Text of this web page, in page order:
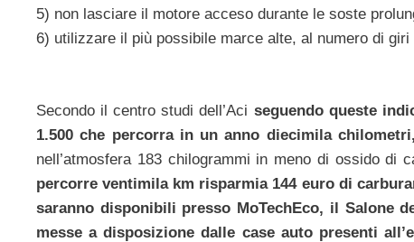
5) non lasciare il motore acceso durante le soste
6) utilizzare il più possibile marce alte, al numero di
Secondo il centro studi dell’Aci seguendo queste
1.500 che percorra in un anno diecimila
nell’atmosfera 183 chilogrammi in meno di ossido di
percorre ventimila km risparmia 144 euro di
saranno disponibili presso MoTechEco, il Salone
messe a disposizione dalle case auto presenti